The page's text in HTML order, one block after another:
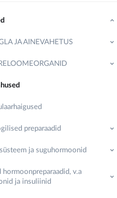
JA AINEVAHETUS
preparaadid
ja suguhormoonid
hormoonpreparaadid, v.a
ja insuliinid